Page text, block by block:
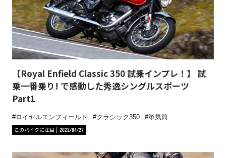
【Royal Enfield Classic 350 試乗インプレ！】 試
乗一番乗り! で感動した秀逸シングルスポーツ
Part1
ロイヤルエンフィールド クラシック350
単気筒
このバイクに注目
2022/04/27